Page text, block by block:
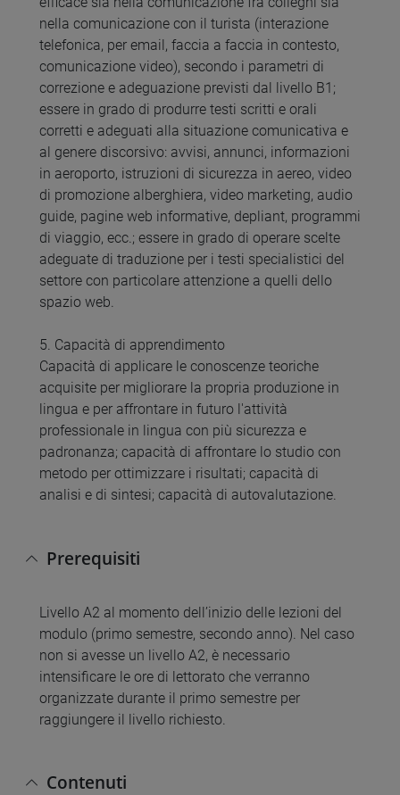
nella comunicazione con il turista (interazione
telefonica, per email, faccia a faccia in contesto,
comunicazione video), secondo i parametri di
correzione e adeguazione previsti dal livello B1;
essere in grado di produrre testi scritti e orali
corretti e adeguati alla situazione comunicativa e
al genere discorsivo: avvisi, annunci, informazioni
in aeroporto, istruzioni di sicurezza in aereo, video
di promozione alberghiera, video marketing, audio
guide, pagine web informative, depliant, programmi
di viaggio, ecc.; essere in grado di operare scelte
adeguate di traduzione per i testi specialistici del
settore con particolare attenzione a quelli dello
spazio web.
5. Capacità di apprendimento
Capacità di applicare le conoscenze teoriche
acquisite per migliorare la propria produzione in
lingua e per affrontare in futuro l'attività
professionale in lingua con più sicurezza e
padronanza; capacità di affrontare lo studio con
metodo per ottimizzare i risultati; capacità di
analisi e di sintesi; capacità di autovalutazione.
Prerequisiti
Livello A2 al momento dell’inizio delle lezioni del
modulo (primo semestre, secondo anno). Nel caso
non si avesse un livello A2, è necessario
intensificare le ore di lettorato che verranno
organizzate durante il primo semestre per
raggiungere il livello richiesto.
Contenuti